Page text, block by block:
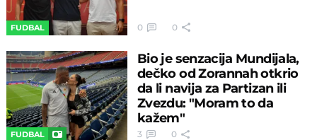
FUDBAL 0 0
FUDBAL
Bio je senzacija Mundijala,
dečko od Zorannah otkrio
da li navija za Partizan ili
Zvezdu: "Moram to da
kažem"
3 0